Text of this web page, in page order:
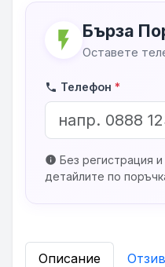
flash_on Бърза
Оставете
phone Телефон *
info Без регистрация
детайлите по
Описание